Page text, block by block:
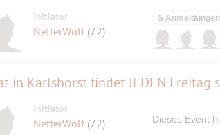
Initiator
NetterWolf (72)
5 Anmeldungen
in Karlshorst findet JEDEN Freitag
Initiator
NetterWolf (72) Dieses Event